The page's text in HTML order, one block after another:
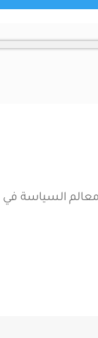
السياسة في